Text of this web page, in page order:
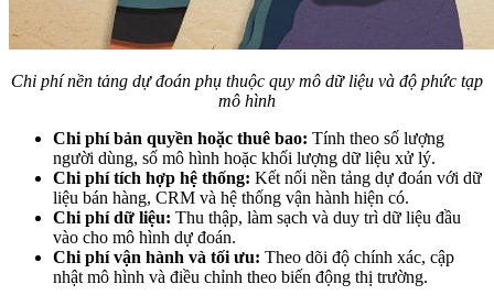
Chi phí nền tảng dự đoán phụ thuộc quy mô dữ liệu và độ phức tạp
mô hình
Chi phí bản quyền hoặc thuê bao: Tính theo số lượng
người dùng, số mô hình hoặc khối lượng dữ liệu xử lý.
Chi phí tích hợp hệ thống: Kết nối nền tảng dự đoán với dữ
liệu bán hàng, CRM và hệ thống vận hành hiện có.
Chi phí dữ liệu: Thu thập, làm sạch và duy trì dữ liệu đầu
vào cho mô hình dự đoán.
Chi phí vận hành và tối ưu: Theo dõi độ chính xác, cập
nhật mô hình và điều chỉnh theo biến động thị trường.